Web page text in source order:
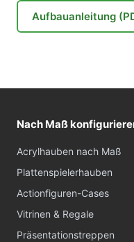
Aufbauanleitung
Nach Maß
Acrylhauben nach Maß
Plattenspielerhauben
Actionfiguren-Cases
Vitrinen & Regale
Präsentationstreppen